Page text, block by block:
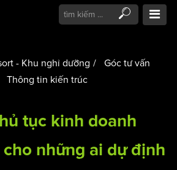
- Khu nghỉ dưỡng
Góc tư vấn
Thông tin kiến trúc
tục kinh doanh
những ai dự định